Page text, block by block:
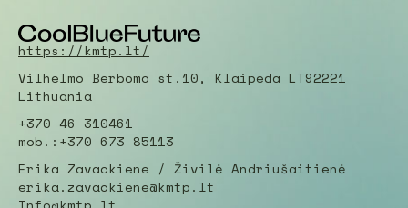
https://kmtp.lt/
Vilhelmo Berbomo st.10, Klaipeda LT92221
Lithuania
+370 46 310461
mob.:+370 673 85113
Erika Zavackiene / Živilė Andriušaitienė
erika.zavackiene@kmtp.lt